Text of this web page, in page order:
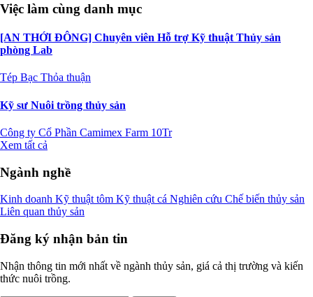
Việc làm cùng danh mục
[AN THỚI ĐÔNG] Chuyên viên Hỗ trợ Kỹ thuật Thủy sản
phòng Lab
Tép Bạc Thỏa thuận
Kỹ sư Nuôi trồng thủy sản
Công ty Cổ Phần Camimex Farm 10Tr
Xem tất cả
Ngành nghề
Kinh doanh Kỹ thuật tôm Kỹ thuật cá Nghiên cứu Chế biến thủy sản
Liên quan thủy sản
Đăng ký nhận bản tin
Nhận thông tin mới nhất về ngành thủy sản, giá cả thị trường và kiến
thức nuôi trồng.